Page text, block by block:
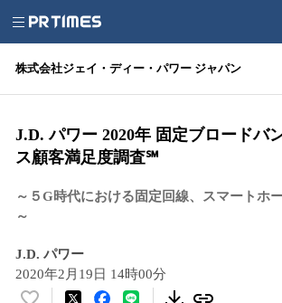
株式会社ジェイ・ディー・パワー ジャパン
J.D. パワー 2020年 固定ブロードバ
ス顧客満足度調査℠
～５G時代における固定回線、スマートホ
～
J.D. パワー
2020年2月19日 14時00分